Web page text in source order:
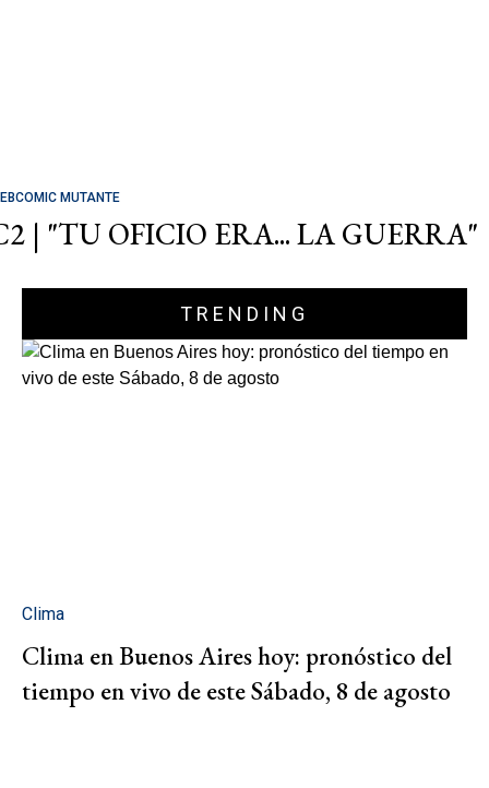
MUTANTE
| "TU OFICIO ERA... LA GUERRA"
TRENDING
Clima
Clima en Buenos Aires hoy: pronóstico del
tiempo en vivo de este Sábado, 8 de agosto